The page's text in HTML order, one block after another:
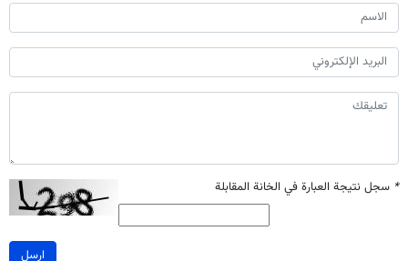
* سجل نتيجة العبارة في الخانة المقابلة
ارسل